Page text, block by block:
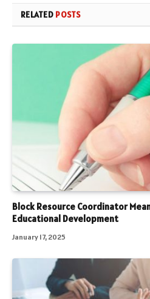
RELATED POSTS
Block Resource Coordinator
Educational Development
January 17, 2025